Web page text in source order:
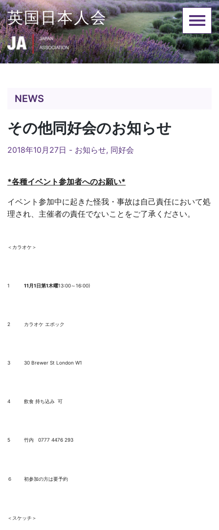
Skip
to
content
英国日本人会
NEWS
その他同好会のお知らせ
2018年10月27日 - お知らせ, 同好会
*各種イベント参加者へのお願い*
イベント参加中に起きた怪我・事故は自己責任において処
理され、主催者の責任でないことをご了承ください。
＜カラオケ＞
1 11 月1日第1木曜13:00～16:00)
2 カラオケ エポック
3 30 Brewer St London W1
4 飲食 持ち込み 可
5 竹内 0777 4476 293
６ 初参加の方は要予約
＜スケッチ＞